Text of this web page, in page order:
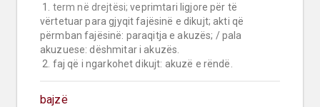
1. term në drejtësi; veprimtari ligjore për të
vërtetuar para gjyqit fajësinë e dikujt; akti që
përmban fajësinë: paraqitja e akuzës; / pala
akuzuese: dëshmitar i akuzës.
2. faj që i ngarkohet dikujt: akuzë e rëndë.
bajzë